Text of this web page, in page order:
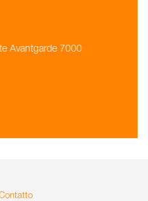
Avantgarde 7000